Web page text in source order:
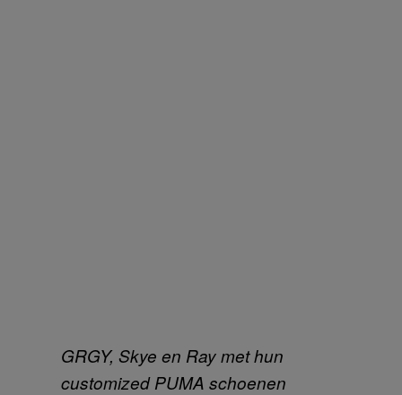
GRGY, Skye en Ray met hun
customized PUMA schoenen